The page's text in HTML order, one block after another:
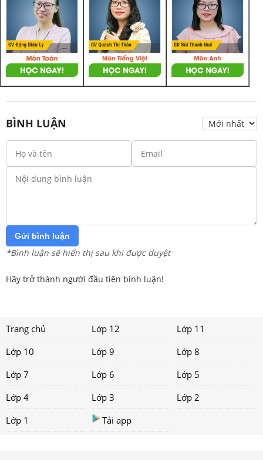
BÌNH LUẬN
Gửi bình luận
*Bình luận sẽ hiển thị sau khi được duyệt
Hãy trở thành người đầu tiên bình luận!
Trang chủ Lớp 12
Lớp 11
Lớp 10
Lớp 9
Lớp 8
Lớp 7
Lớp 6
Lớp 5
Lớp 4
Lớp 3
Lớp 2
Lớp 1
Tải app